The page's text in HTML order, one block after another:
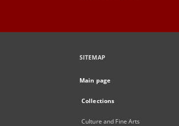
SITEMAP
Main page
Collections
Culture and Fine Arts